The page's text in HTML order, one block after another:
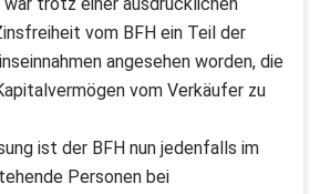
vom BFH ein Teil der
angesehen worden, die
vom Verkäufer zu
ist der BFH nun jedenfalls im
Personen bei